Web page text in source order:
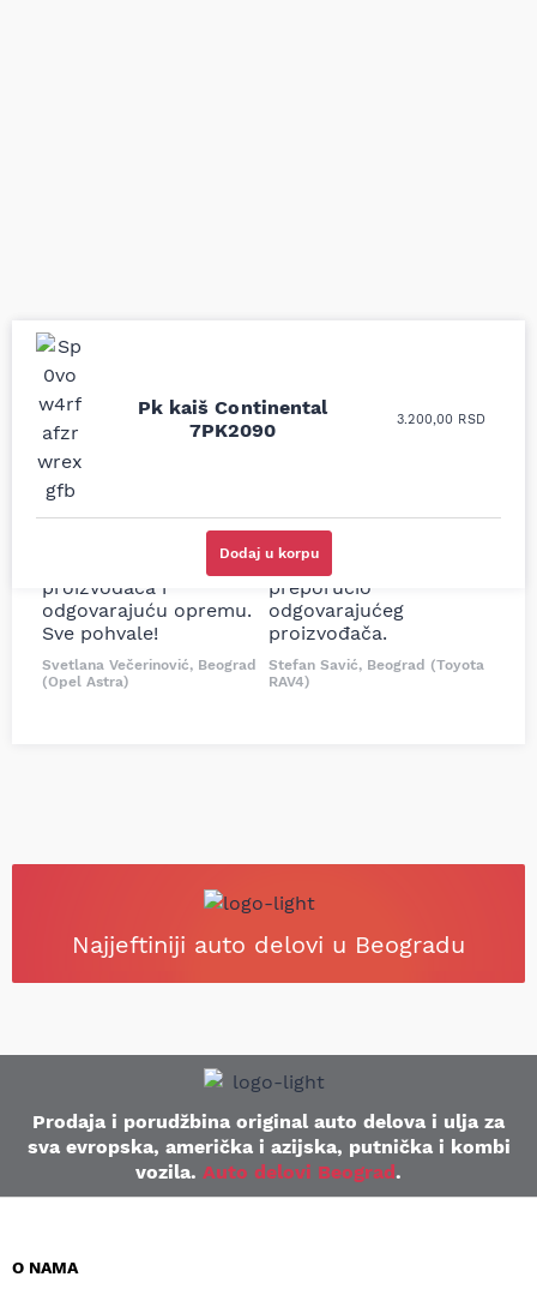
Pk kaiš Continental
7PK2090
3.200,00 RSD
Dodaj u korpu
Uporedila sam sve
moguće online
i definitivno najbolje
cene su ovde. Kupila
sam više puta auto
delove iz MD Auto. Uvek
dobra preporuka za
proizvođača i
odgovarajuću opremu.
Sve pohvale!
Svetlana Večerinović, Beograd
(Opel Astra)
Odlična usluga i
ljubazni prodavci.
potreban za moju
Tojotu, ali me je Miloš
podsetio, istražio i
preporučio
odgovarajućeg
proizvođača.
Stefan Savić, Beograd (Toyota
RAV4)
Najjeftiniji auto delovi u Beogradu
Prodaja i porudžbina original auto delova i ulja za
sva evropska, američka i azijska, putnička i kombi
vozila. Auto delovi Beograd.
O NAMA